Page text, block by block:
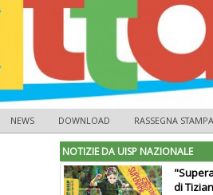
NEWS DOWNLOAD RASSEGNA STAMPA
NOTIZIE DA UISP NAZIONALE
di